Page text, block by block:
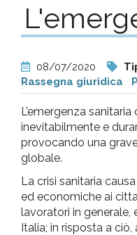
e
analisi
pr
e
08/07/2020
Rassegna giuridica
L’emergenza
inevitabilmente e
provocando una
globale.
La crisi sanitaria
ed economiche ai
lavoratori in generale,
Italia; in risposta a